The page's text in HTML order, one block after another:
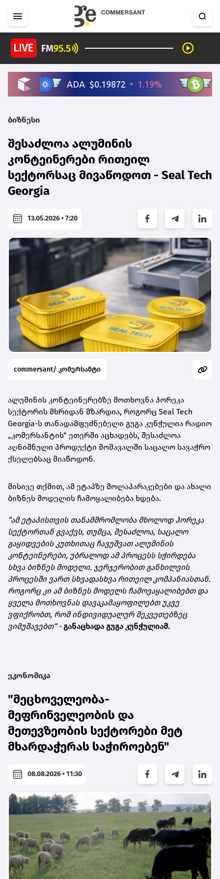
ბიზნესი
შესაძლოა ალუმინის
კონტეინერები რითეილ
სექტორსაც მივაწოდოთ - Seal Tech
Georgia
13.05.2026 • 7:20
commersant/ კომერსანტი
ალუმინის კონტეინერებზე მოთხოვნა ჰორეკა
სექტორის მხრიდან მზარდია, როგორც Seal Tech
Georgia-ს თანადამფუძნებელი გუგა კუნჭულია რადიო
„კომერსანტის“ ეთერში აცხადებს, შესაძლოა
აღნიშნული პროდუქტი მომავალში საცალო სავაჭრო
ქსელებსაც მიაწოდონ.
მისივე თქმით, ამ ეტაპზე მოლაპარაკებები და ახალი
ბიზნეს მოდელის ჩამოყალიბება ხდება.
“ამ ეტაპისთვის თანამშრომლობა მხოლოდ ჰორეკა
სექტორთან გვაქვს, თუმცა, შესაძლოა, საცალო
გაყიდვების კუთხითაც ჩავუშვათ ალუმინის
კონტეინერები, უბრალოდ ამ პროცესს სჭირდება
სხვა ბიზნეს მოდელი. ჯერჯერობით განხილვის
პროცესში ვართ სხვადასხვა რითეილ კომპანიასთან.
როგორც კი ამ ბიზნეს მოდელს ჩამოვაყალიბებთ და
ყველა მოთხოვნას დავაკამაყოფილებთ უკვე
ვფიქრობთ, რომ ინდივიდუალურ შეკვეთებზეც
ვიმუშავებთ“ - განაცხადა გუგა კუნჭულიამ.
ეკონომიკა
"მეცხოველეობა-
მეფრინველეობის და
მეთევზეობის სექტორები მეტ
მხარდაჭერას საჭიროებენ"
08.08.2026 • 11:30